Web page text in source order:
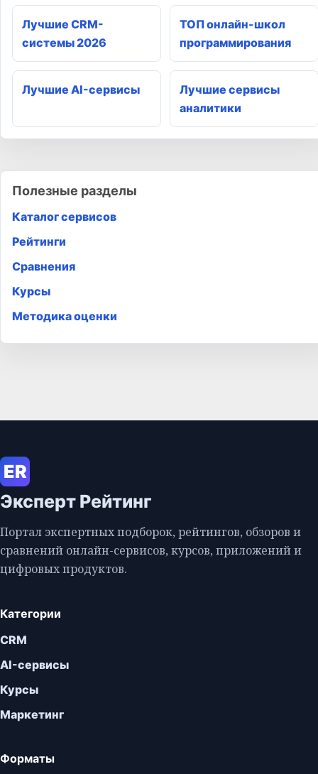
Лучшие CRM-
системы 2026
ТОП онлайн-школ
программирования
Лучшие AI-сервисы
Лучшие сервисы
аналитики
Полезные разделы
Каталог сервисов
Рейтинги
Сравнения
Курсы
Методика оценки
ER
Эксперт Рейтинг
Портал экспертных подборок, рейтингов, обзоров и
сравнений онлайн-сервисов, курсов, приложений и
цифровых продуктов.
Категории
CRM
AI-сервисы
Курсы
Маркетинг
Форматы